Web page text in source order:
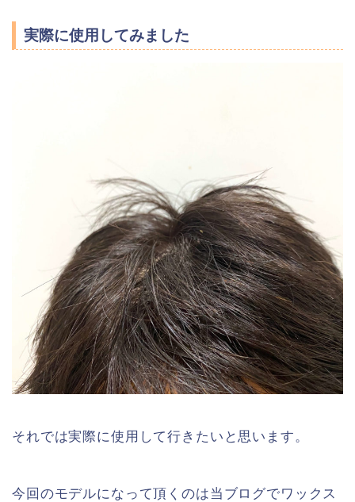
実際に使用してみました
それでは実際に使用して行きたいと思います。
今回のモデルになって頂くのは当ブログでワックス